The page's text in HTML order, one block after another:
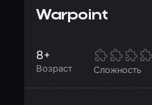
Warpoint
Возраст
8+
Сложность